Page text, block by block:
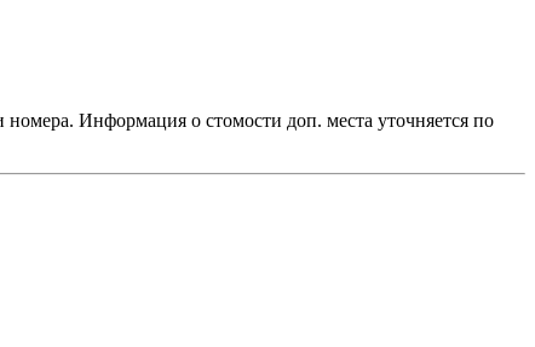
номера. Информация о стомости доп. места уточняется по